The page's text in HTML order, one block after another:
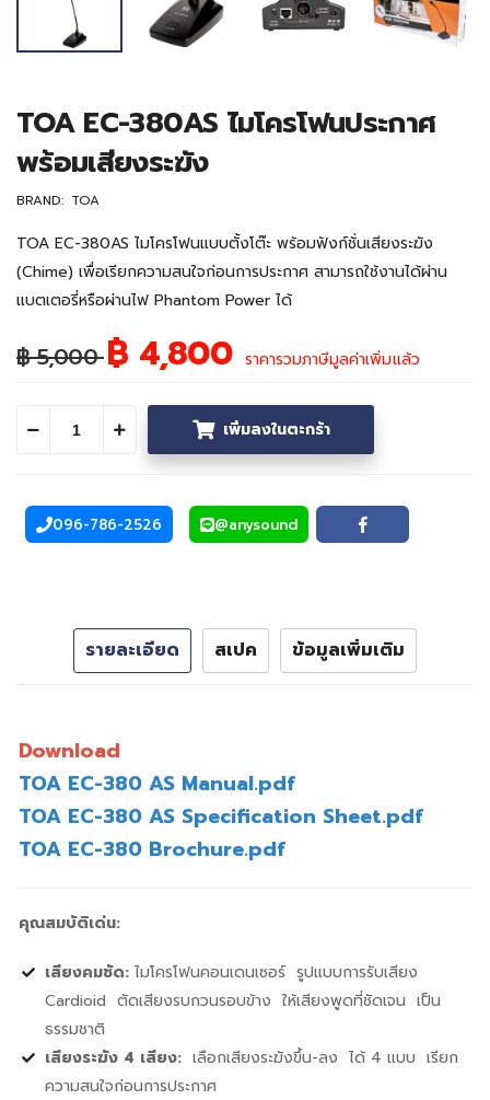
TOA EC-380AS ไมโครโฟนประกาศ
พร้อมเสียงระฆัง
BRAND: TOA
TOA EC-380AS ไมโครโฟนแบบตั้งโต๊ะ พร้อมฟังก์ชั่นเสียงระฆัง
(Chime) เพื่อเรียกความสนใจก่อนการประกาศ สามารถใช้งานได้ผ่าน
แบตเตอรี่หรือผ่านไฟ Phantom Power ได้
฿ 5,000฿ 4,800 ราคารวมภาษีมูลค่าเพิ่มแล้ว
ลดจำนวน เพิ่มจำนวน เพิ่มลงในตะกร้า
096-786-2526
โทรศัพท์
@anysound
Line Facebook
รายละเอียด สเปค ข้อมูลเพิ่มเติม
Download
TOA EC-380 AS Manual.pdf
TOA EC-380 AS Specification Sheet.pdf
TOA EC-380 Brochure.pdf
คุณสมบัติเด่น:
เสียงคมชัด: ไมโครโฟนคอนเดนเซอร์ รูปแบบการรับเสียง
Cardioid ตัดเสียงรบกวนรอบข้าง ให้เสียงพูดที่ชัดเจน เป็น
ธรรมชาติ
เสียงระฆัง 4 เสียง: เลือกเสียงระฆังขึ้น-ลง ได้ 4 แบบ เรียก
ความสนใจก่อนการประกาศ